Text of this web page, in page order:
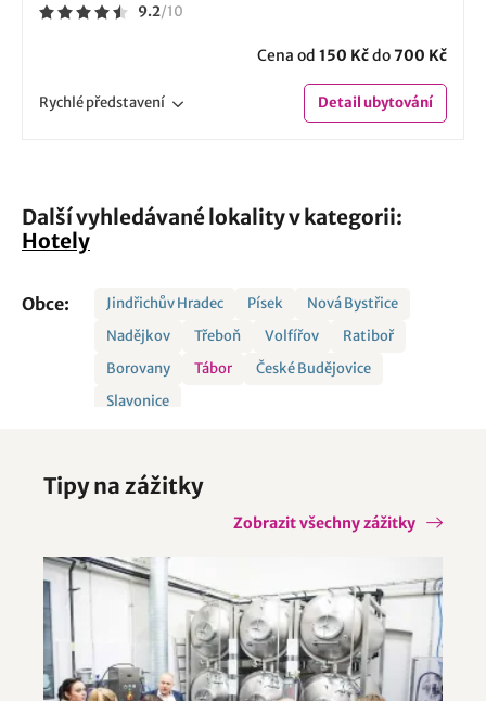
9.2/10
Cena od 150 Kčdo700 Kč
Rychlépředstavení Detailubytování
Další vyhledávané lokality v kategorii:
Hotely
Obce: Jindřichův Hradec Písek
Nová Bystřice
Nadějkov
Třeboň Volfířov
Ratiboř
Borovany
Tábor
České Budějovice
Slavonice
Tipy na zážitky
Zobrazit všechny zážitky